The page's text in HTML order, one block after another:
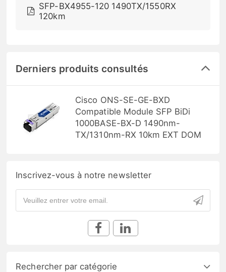
SFP-BX4955-120 1490TX/1550RX
120km
Derniers produits consultés
Cisco ONS-SE-GE-BXD
Compatible Module SFP BiDi
1000BASE-BX-D 1490nm-
TX/1310nm-RX 10km EXT DOM
Inscrivez-vous à notre newsletter
Rechercher par catégorie